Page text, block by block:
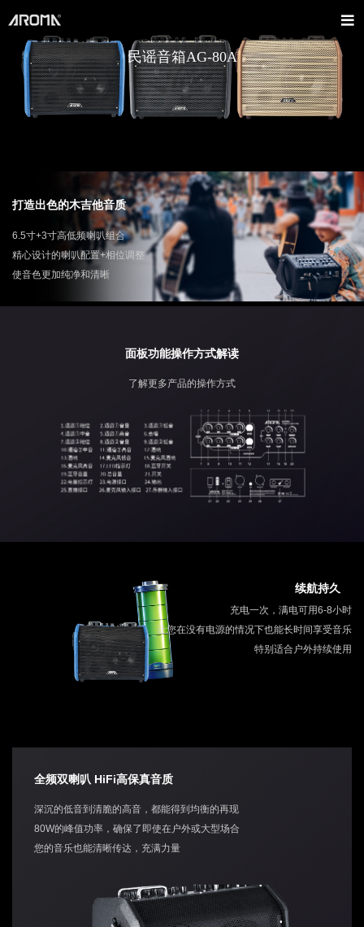
民谣音箱AG-80A
打造出色的木吉他音质
6.5寸+3寸高低频喇叭组合
精心设计的喇叭配置+相位调整
使音色更加纯净和清晰‌
面板功能操作方式解读
了解更多产品的操作方式
续航持久
充电一次，满电可用6-8小时
让您在没有电源的情况下也能长时间享受音乐
特别适合户外持续使用
全频双喇叭 HiFi高保真音质
深沉的低音到清脆的高音，都能得到均衡的再现
80W的峰值功率，确保了即使在户外或大型场合
您的音乐也能清晰传达，充满力量